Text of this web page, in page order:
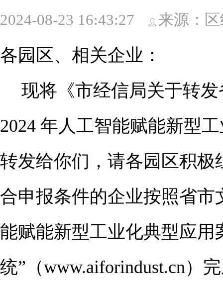
2024-08-23 16:43:27 来源：
各园区、相关企业：
现将《市经信局关于转
2024 年人工智能赋能新型
转发给你们，请各园区积
合申报条件的企业按照省
能赋能新型工业化典型应用
统”（www.aiforindust.cn）